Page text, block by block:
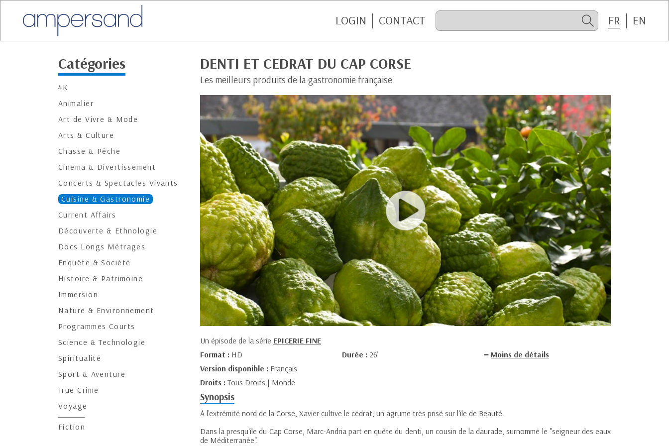
LOGIN CONTACT FR EN
Catégories
4K
Animalier
Art de Vivre & Mode
Arts & Culture
Chasse & Pêche
Cinema & Divertissement
Concerts & Spectacles Vivants
Cuisine & Gastronomie
Current Affairs
Découverte & Ethnologie
Docs Longs Métrages
Enquête & Société
Histoire & Patrimoine
Immersion
Nature & Environnement
Programmes Courts
Science & Technologie
Spiritualité
Sport & Aventure
True Crime
Voyage
Fiction
DENTI ET CEDRAT DU CAP CORSE
Les meilleurs produits de la gastronomie française
Un épisode de la série EPICERIE FINE
Format : HD Durée : 26’
Moins de détails
Version disponible : Français
Droits :Tous Droits | Monde
Synopsis
À l'extrémité nord de la Corse, Xavier cultive le cédrat, un agrume très prisé sur l'île de Beauté.
Dans la presqu'île du Cap Corse, Marc-Andria part en quête du denti, un cousin de la daurade, surnommé le "seigneur des eaux
de Méditerranée".